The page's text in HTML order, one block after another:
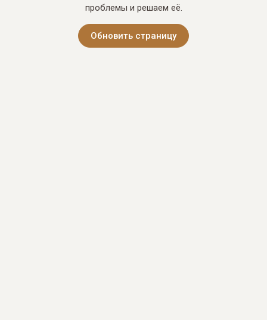
проблемы и решаем её.
Обновить страницу